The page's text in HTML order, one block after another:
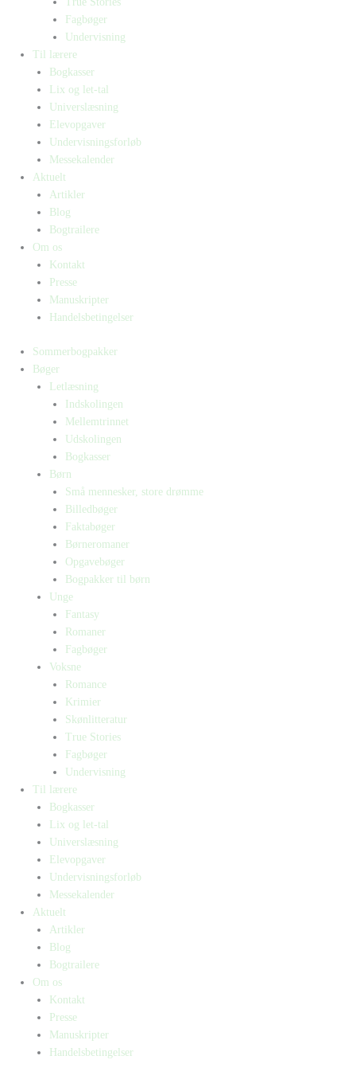
Fagbøger
Undervisning
Til lærere
Bogkasser
Lix og let-tal
Universlæsning
Elevopgaver
Undervisningsforløb
Messekalender
Aktuelt
Artikler
Blog
Bogtrailere
Om os
Kontakt
Presse
Manuskripter
Handelsbetingelser
Sommerbogpakker
Bøger
Letlæsning
Indskolingen
Mellemtrinnet
Udskolingen
Bogkasser
Børn
Små mennesker, store drømme
Billedbøger
Faktabøger
Børneromaner
Opgavebøger
Bogpakker til børn
Unge
Fantasy
Romaner
Fagbøger
Voksne
Romance
Krimier
Skønlitteratur
True Stories
Fagbøger
Undervisning
Til lærere
Bogkasser
Lix og let-tal
Universlæsning
Elevopgaver
Undervisningsforløb
Messekalender
Aktuelt
Artikler
Blog
Bogtrailere
Om os
Kontakt
Presse
Manuskripter
Handelsbetingelser